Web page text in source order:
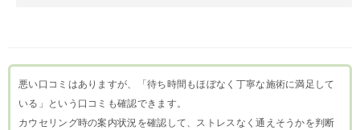
悪い口コミはありますが、「待ち時間もほぼなく丁寧な施術に満足して
いる」という口コミも確認できます。
カウセリング時の案内状況を確認して、ストレスなく通えそうかを判断